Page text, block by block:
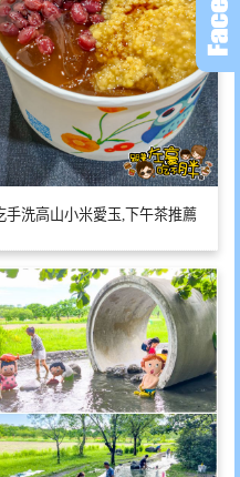
手洗高山小米愛玉,下午茶推薦